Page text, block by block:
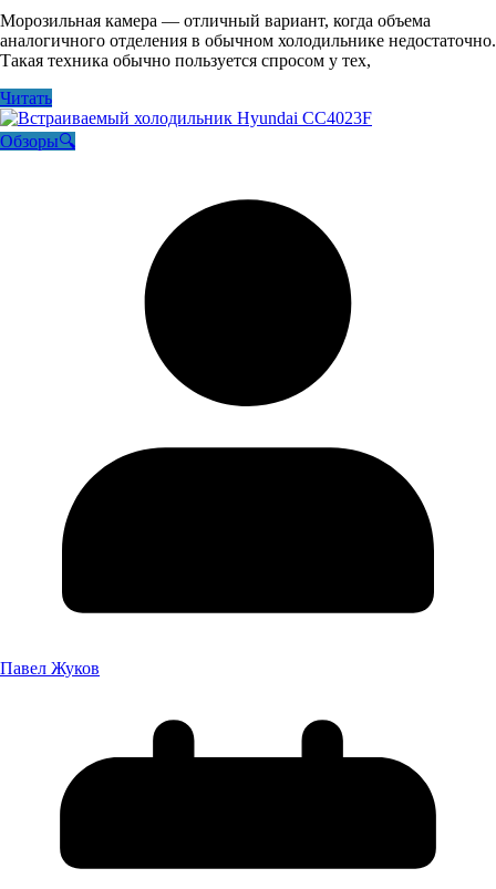
Морозильная камера — отличный вариант, когда объема
аналогичного отделения в обычном холодильнике недостаточно.
Такая техника обычно пользуется спросом у тех,
Читать
Обзоры🔍
Павел Жуков